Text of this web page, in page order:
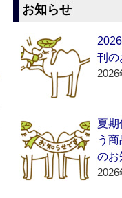
お知らせ
刊の
夏
う
のお